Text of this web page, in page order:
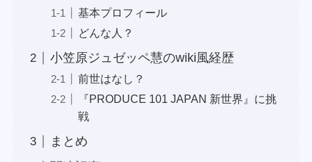
基本プロフィール
どんな人？
小笠原ジュゼッペ慧のwiki風経歴
前世はなし？
『PRODUCE 101 JAPAN 新世界』に挑
戦
まとめ